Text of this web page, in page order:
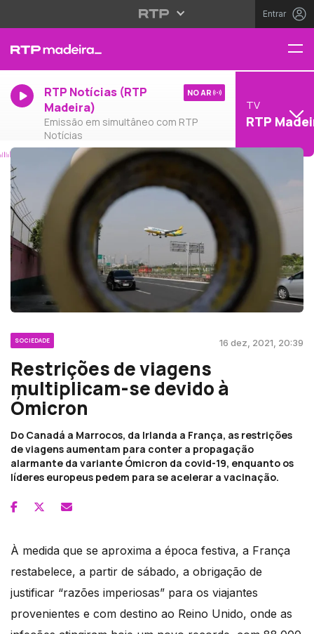
Entrar
RTP Notícias (RTP
Madeira)
Emissão em simultâneo com RTP
Notícias
NO AR
TV
RTP
SOCIEDADE 16 dez, 2021, 20:39
Restrições de viagens
multiplicam-se devido à
Ómicron
Do Canadá a Marrocos, da Irlanda a França, as restrições
de viagens aumentam para conter a propagação
alarmante da variante Ómicron da covid-19, enquanto os
líderes europeus pedem para se acelerar a vacinação.
À medida que se aproxima a época festiva, a França
restabelece, a partir de sábado, a obrigação de
justificar “razões imperiosas” para os viajantes
provenientes e com destino ao Reino Unido, onde as